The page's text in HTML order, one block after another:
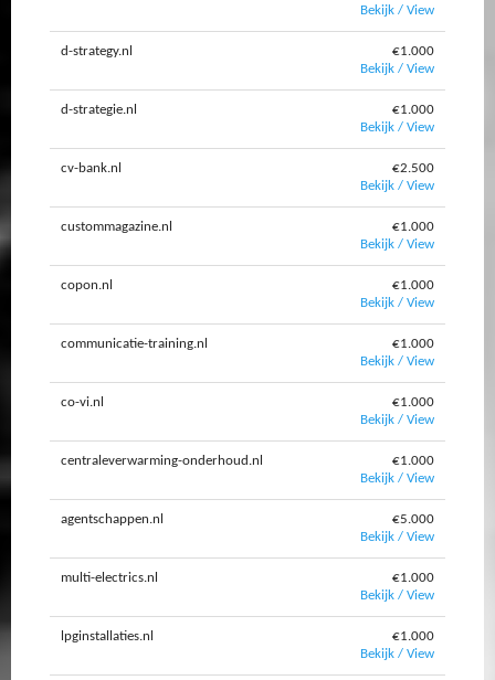
Bekijk / View
d-strategy.nl
€1.000
Bekijk / View
d-strategie.nl
€1.000
Bekijk / View
cv-bank.nl
€2.500
Bekijk / View
custommagazine.nl
€1.000
Bekijk / View
copon.nl
€1.000
Bekijk / View
communicatie-training.nl
€1.000
Bekijk / View
co-vi.nl
€1.000
Bekijk / View
centraleverwarming-onderhoud.nl
€1.000
Bekijk / View
agentschappen.nl
€5.000
Bekijk / View
multi-electrics.nl
€1.000
Bekijk / View
lpginstallaties.nl
€1.000
Bekijk / View